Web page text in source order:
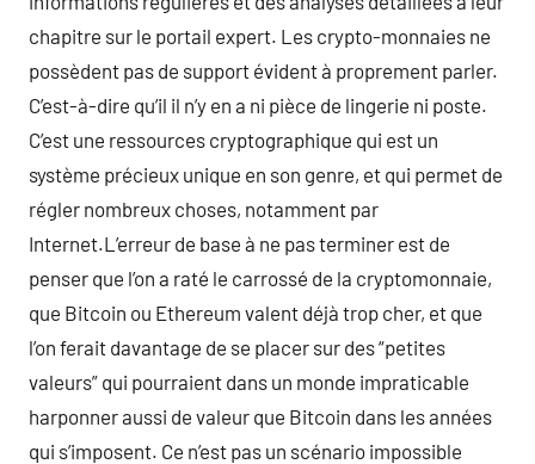
chapitre sur le portail expert. Les crypto-monnaies ne
possèdent pas de support évident à proprement parler.
C’est-à-dire qu’il il n’y en a ni pièce de lingerie ni poste.
C’est une ressources cryptographique qui est un
système précieux unique en son genre, et qui permet de
régler nombreux choses, notamment par
Internet.L’erreur de base à ne pas terminer est de
penser que l’on a raté le carrossé de la cryptomonnaie,
que Bitcoin ou Ethereum valent déjà trop cher, et que
l’on ferait davantage de se placer sur des “petites
valeurs” qui pourraient dans un monde impraticable
harponner aussi de valeur que Bitcoin dans les années
qui s’imposent. Ce n’est pas un scénario impossible